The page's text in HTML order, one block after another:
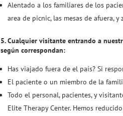
Alentado a los familiares de los
area de picnic, las mesas de afuera, y
5. Cualquier visitante entrando a
según correspondan:
Has viajado fuera de el país? Si
El paciente o un miembro de la
Todo el personal, pacientes, y
Elite Therapy Center. Hemos